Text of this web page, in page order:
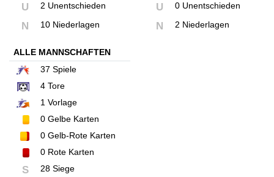
U 2 Unentschieden
N 10 Niederlagen
U 0 Unentschieden
N 2 Niederlagen
ALLE MANNSCHAFTEN
37 Spiele
4 Tore
1 Vorlage
0 Gelbe Karten
0 Gelb-Rote Karten
0 Rote Karten
S 28 Siege